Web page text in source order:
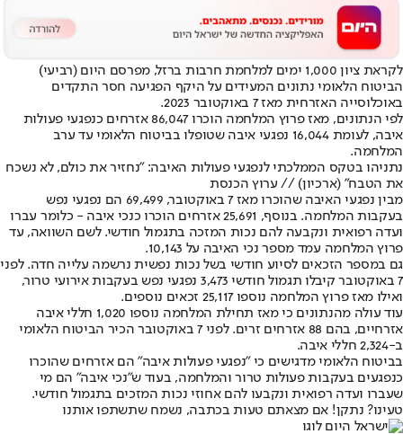
לקראת ציון 1,000 ימים למלחמת חרבות ברזל, מפרסם היום (רביעי)
הביטוח הלאומי נתונים המעידים על היקף הפגיעה חסר התקדים
באוכלוסייה האזרחית מאז 7 באוקטובר 2023.
לפי הנתונים, מאז פרוץ המלחמה הוכרו 86,047 אזרחים כנפגעי פעולות
איבה, לעומת 16,044 נפגעי איבה שטופלו בביטוח הלאומי עד ערב
המלחמה.
נתניהו בטקס הממלכתי לנפגעי פעולות האיבה: "נחזיר את כולם, לא נשכח
את הטבח" (ארכיון) // ערוץ הכנסת
מבין נפגעי האיבה שהוכרו מאז 7 באוקטובר, 69,499 הם נפגעי נפש
בעקבות המלחמה. בנוסף, 25,691 אזרחים הוכרו כנכי איבה - כלומר עברו
ועדה רפואית ונקבעה להם נכות המזכה בתגמול חודשי. לשם השוואה, עד
פרוץ המלחמה עמד מספר נכי האיבה על 10,143.
גם במספר הזכאים לסיוע חודשי בשל נכות נפשית נרשמה עלייה חדה. לפני
7 באוקטובר קיבלו תגמול חודשי 3,473 נפגעי נפש בעקבות אירועי טרור,
ואילו מאז פרוץ המלחמה נוספו 25,117 זכאים נוספים.
עוד עולה מהנתונים כי מאז תחילת המלחמה נוספו 1,020 חללי איבה
אזרחיים, בהם 88 אזרחים זרים. לפני 7 באוקטובר הכיר הביטוח הלאומי
ב-2,324 חללי איבה.
בביטוח הלאומי מדגישים כי "נפגעי פעולות איבה" הם אזרחים שהוכרו
כנפגעים בעקבות פעולות טרור והמלחמה, בעוד ש"נכי איבה" הם מי
שעברו ועדה רפואית ונקבעו להם אחוזי נכות המזכים בתגמול חודשי.
טעינו? נתקן! אם מצאתם טעות בכתבה, נשמח שתשתפו אותנו